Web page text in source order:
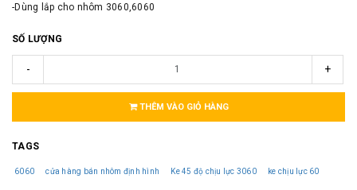
-Dùng lắp cho nhôm 3060,6060
SỐ LƯỢNG
- +
THÊM VÀO GIỎ HÀNG
TAGS
6060 cửa hàng bán nhôm định hình Ke 45 độ chịu lực 3060 ke chịu lực 60